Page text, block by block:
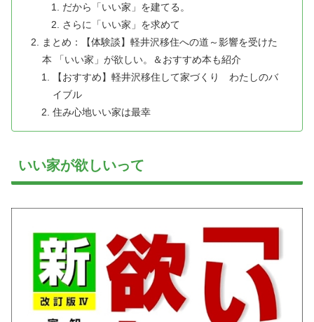
だから「いい家」を建てる。
さらに「いい家」を求めて
まとめ：【体験談】軽井沢移住への道～影響を受けた
本 「いい家」が欲しい。＆おすすめ本も紹介
【おすすめ】軽井沢移住して家づくり わたしのバ
イブル
住み心地いい家は最幸
いい家が欲しいって